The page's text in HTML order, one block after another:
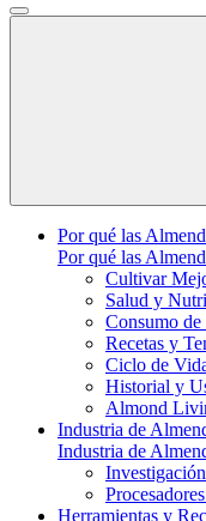
Por qué las
Por qué las
Cultivar
Salud y
Consumo de
Recetas y
Ciclo de
Historial y
Almond
Industria de
Industria de
Herramientas y